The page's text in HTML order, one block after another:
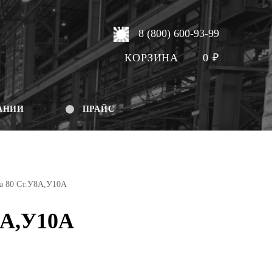
8 (800) 600-93-99
КОРЗИНА 0₽
ПРАЙС
80 Ст.У8А,У10А